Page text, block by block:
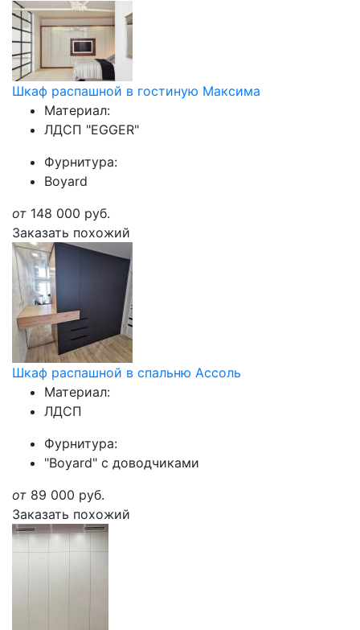
Шкаф распашной в гостиную Максима
Материал:
ЛДСП "EGGER"
Фурнитура:
Boyard
от 148 000 руб.
Заказать похожий
Шкаф распашной в спальню Ассоль
Материал:
ЛДСП
Фурнитура:
"Boyard" с доводчиками
от 89 000 руб.
Заказать похожий